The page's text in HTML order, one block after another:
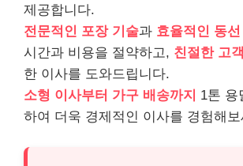
제공합니다.
전문적인 포장 기술과 효율적인 동선
시간과 비용을 절약하고, 친절한 고
한 이사를 도와드립니다.
소형 이사부터 가구 배송까지 1톤 용
하여 더욱 경제적인 이사를 경험해보